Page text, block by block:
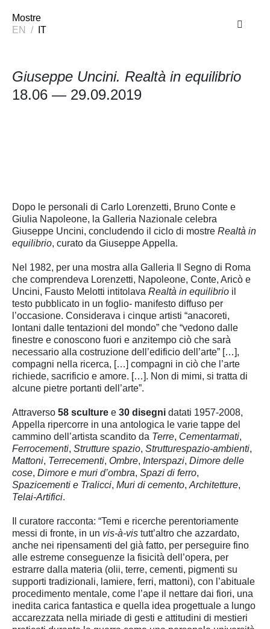
Mostre
EN
/ IT
Giuseppe Uncini. Realtà in equilibrio
18.06 — 29.09.2019
Dopo le personali di Carlo Lorenzetti, Bruno Conte e
Giulia Napoleone, la Galleria Nazionale celebra
Giuseppe Uncini, concludendo il ciclo di mostre Realtà in
equilibrio, curato da Giuseppe Appella.
Nel 1982, per una mostra alla Galleria Il Segno di Roma
che comprendeva Lorenzetti, Napoleone, Conte, Aricò e
Uncini, Fausto Melotti intitolava Realtà in equilibrio il
testo pubblicato in un foglio- manifesto diffuso per
l’occasione. Considerava i cinque artisti “anacoreti,
lontani dalle tentazioni del mondo” che “vedono dalle
finestre e conoscono fuori e anzitempo ciò che sarà
necessario alla costruzione dell’edificio dell’arte” […],
compagni nella ricerca, […] compagni in ciò che l’arte
richiede, sacrificio e amore. […]. Non di mimi, si tratta di
alcune pietre portanti dell’arte”.
Attraverso 58 sculture e 30 disegni datati 1957-2008,
Appella ripercorre in una antologica le varie tappe del
cammino dell’artista scandito da Terre, Cementarmati,
Ferrocementi, Strutture spazio, Strutturespazio-ambienti,
Mattoni, Terrecementi, Ombre, Interspazi, Dimore delle
cose, Dimore e muri d’ombra, Spazi di ferro,
Spazicementi e Tralicci, Muri di cemento, Architetture,
Telai-Artifici.
Il curatore racconta: “Temi e ricerche perentoriamente
messi di fronte, in un vis-à-vis tutt’altro che azzardato,
anche nei ripensamenti del già fatto, per perseguire fino
alle estreme conseguenze la fisicità dell’opera, per
estrarre dalla materia (olii, terre, cementi, pigmenti su
supporti tradizionali, lamiere, ferri, mattoni), con l’abituale
procedimento mentale, come l’ape il nettare dai fiori, una
inedita carica fantastica e quella idea progettuale a lungo
accarezzata nella miriade di gesti e attitudini di mestieri